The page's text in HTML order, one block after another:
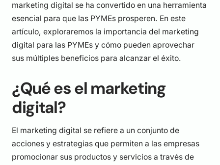
marketing digital se ha convertido en una herramienta
esencial para que las PYMEs prosperen. En este
artículo, exploraremos la importancia del marketing
digital para las PYMEs y cómo pueden aprovechar
sus múltiples beneficios para alcanzar el éxito.
¿Qué es el marketing
digital?
El marketing digital se refiere a un conjunto de
acciones y estrategias que permiten a las empresas
promocionar sus productos y servicios a través de